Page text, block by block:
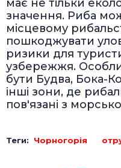
має не тільки
значення. Риба
місцевому
пошкоджувати
ризики для
узбережжя.
бути Будва, Бока-
інші зони, де
пов'язані з
Теги: Чорногорія